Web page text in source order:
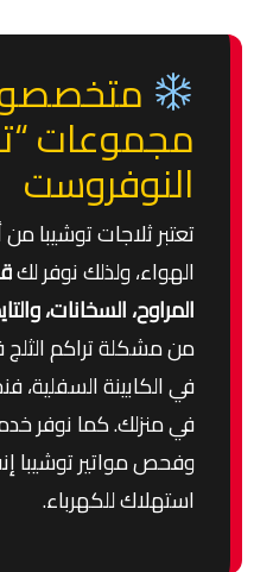
مجموعات
النوفروست
تعتبر ثلاجات توشيبا
الهواء، ولذلك نوفر لك
المراوح، السخانات،
من مشكلة تراكم الثلج
في الكابينة السفلية،
في منزلك. كما نوفر
وفحص مواتير توشيبا
استهلاك للكهرباء.